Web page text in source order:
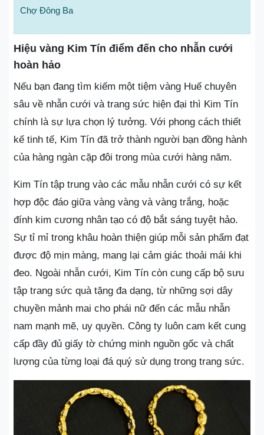
Chợ Đông Ba
Hiệu vàng Kim Tín điểm đến cho nhẫn cưới
hoàn hảo
Nếu bạn đang tìm kiếm một tiệm vàng Huế chuyên
sâu về nhẫn cưới và trang sức hiện đại thì Kim Tín
chính là sự lựa chọn lý tưởng. Với phong cách thiết
kế tinh tế, Kim Tín đã trở thành người bạn đồng hành
của hàng ngàn cặp đôi trong mùa cưới hàng năm.
Kim Tín tập trung vào các mẫu nhẫn cưới có sự kết
hợp độc đáo giữa vàng vàng và vàng trắng, hoặc
đính kim cương nhân tạo có độ bắt sáng tuyệt hảo.
Sự tỉ mỉ trong khâu hoàn thiện giúp mỗi sản phẩm đạt
được độ mịn màng, mang lại cảm giác thoải mái khi
đeo. Ngoài nhẫn cưới, Kim Tín còn cung cấp bộ sưu
tập trang sức quà tặng đa dạng, từ những sợi dây
chuyền mảnh mai cho phái nữ đến các mẫu nhẫn
nam mạnh mẽ, uy quyền. Công ty luôn cam kết cung
cấp đầy đủ giấy tờ chứng minh nguồn gốc và chất
lượng của từng loại đá quý sử dụng trong trang sức.